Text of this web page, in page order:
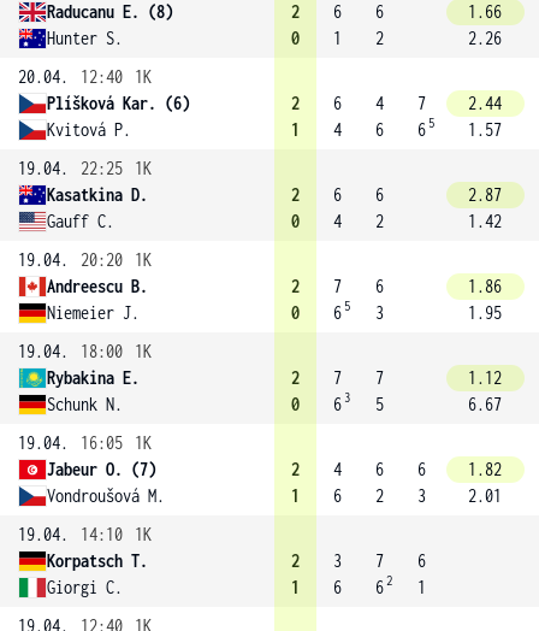
Raducanu E. (8)
Hunter S.
2
0
6
1
6
2
1.66
2.26
20.04.
12:40
1K
Plíšková Kar. (6)
Kvitová P.
2
1
6
4
4
6
7
6 5
2.44
1.57
19.04.
22:25
1K
Kasatkina D.
Gauff C.
2
0
6
4
6
2
2.87
1.42
19.04.
20:20
1K
Andreescu B.
Niemeier J.
2
0
7
6 5
6
3
1.86
1.95
19.04.
18:00
1K
Rybakina E.
Schunk N.
2
0
7
6 3
7
5
1.12
6.67
19.04.
16:05
1K
Jabeur O. (7)
Vondroušová M.
2
1
4
6
6
2
6
3
1.82
2.01
19.04.
14:10
1K
Korpatsch T.
Giorgi C.
2
1
3
6
7
62
6
1
19.04.
12:40 1K